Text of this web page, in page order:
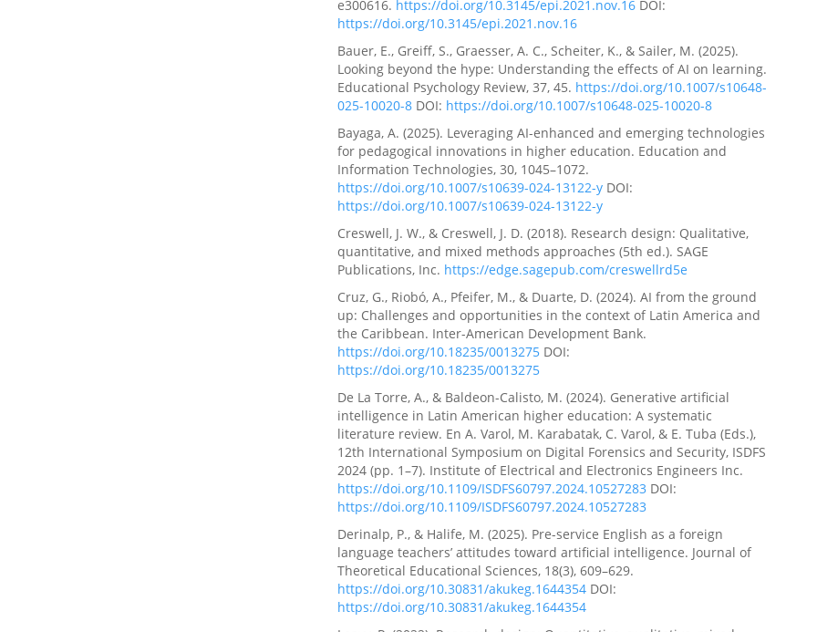
e300616. https://doi.org/10.3145/epi.2021.nov.16 DOI:
https://doi.org/10.3145/epi.2021.nov.16
Bauer, E., Greiff, S., Graesser, A. C., Scheiter, K., & Sailer, M. (2025).
Looking beyond the hype: Understanding the effects of AI on learning.
Educational Psychology Review, 37, 45. https://doi.org/10.1007/s10648-
025-10020-8 DOI: https://doi.org/10.1007/s10648-025-10020-8
Bayaga, A. (2025). Leveraging AI-enhanced and emerging technologies
for pedagogical innovations in higher education. Education and
Information Technologies, 30, 1045–1072.
https://doi.org/10.1007/s10639-024-13122-y DOI:
https://doi.org/10.1007/s10639-024-13122-y
Creswell, J. W., & Creswell, J. D. (2018). Research design: Qualitative,
quantitative, and mixed methods approaches (5th ed.). SAGE
Publications, Inc. https://edge.sagepub.com/creswellrd5e
Cruz, G., Riobó, A., Pfeifer, M., & Duarte, D. (2024). AI from the ground
up: Challenges and opportunities in the context of Latin America and
the Caribbean. Inter-American Development Bank.
https://doi.org/10.18235/0013275 DOI:
https://doi.org/10.18235/0013275
De La Torre, A., & Baldeon-Calisto, M. (2024). Generative artificial
intelligence in Latin American higher education: A systematic
literature review. En A. Varol, M. Karabatak, C. Varol, & E. Tuba (Eds.),
12th International Symposium on Digital Forensics and Security, ISDFS
2024 (pp. 1–7). Institute of Electrical and Electronics Engineers Inc.
https://doi.org/10.1109/ISDFS60797.2024.10527283 DOI:
https://doi.org/10.1109/ISDFS60797.2024.10527283
Derinalp, P., & Halife, M. (2025). Pre-service English as a foreign
language teachers’ attitudes toward artificial intelligence. Journal of
Theoretical Educational Sciences, 18(3), 609–629.
https://doi.org/10.30831/akukeg.1644354 DOI:
https://doi.org/10.30831/akukeg.1644354